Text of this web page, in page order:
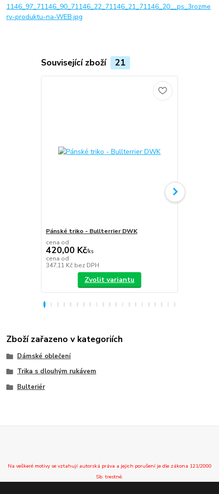
1146_97_71146_90_71146_22_71146_21_71146_20__ps_3rozme
ry-produktu-na-WEB.jpg
Související zboží 21
Pánské triko - Bullterrier DWK
cena od
420,00 Kč/ks
cena od
347,11 Kč bez DPH
Zvolit variantu
Zboží zařazeno v kategoriích
Dámské oblečení
Trika s dlouhým rukávem
Bulteriér
Na veškeré motivy se vztahují autorská práva a jejich porušení je dle zákona 121/2000
Sb. trestné.